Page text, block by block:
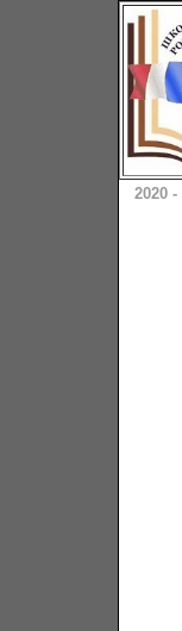
2020